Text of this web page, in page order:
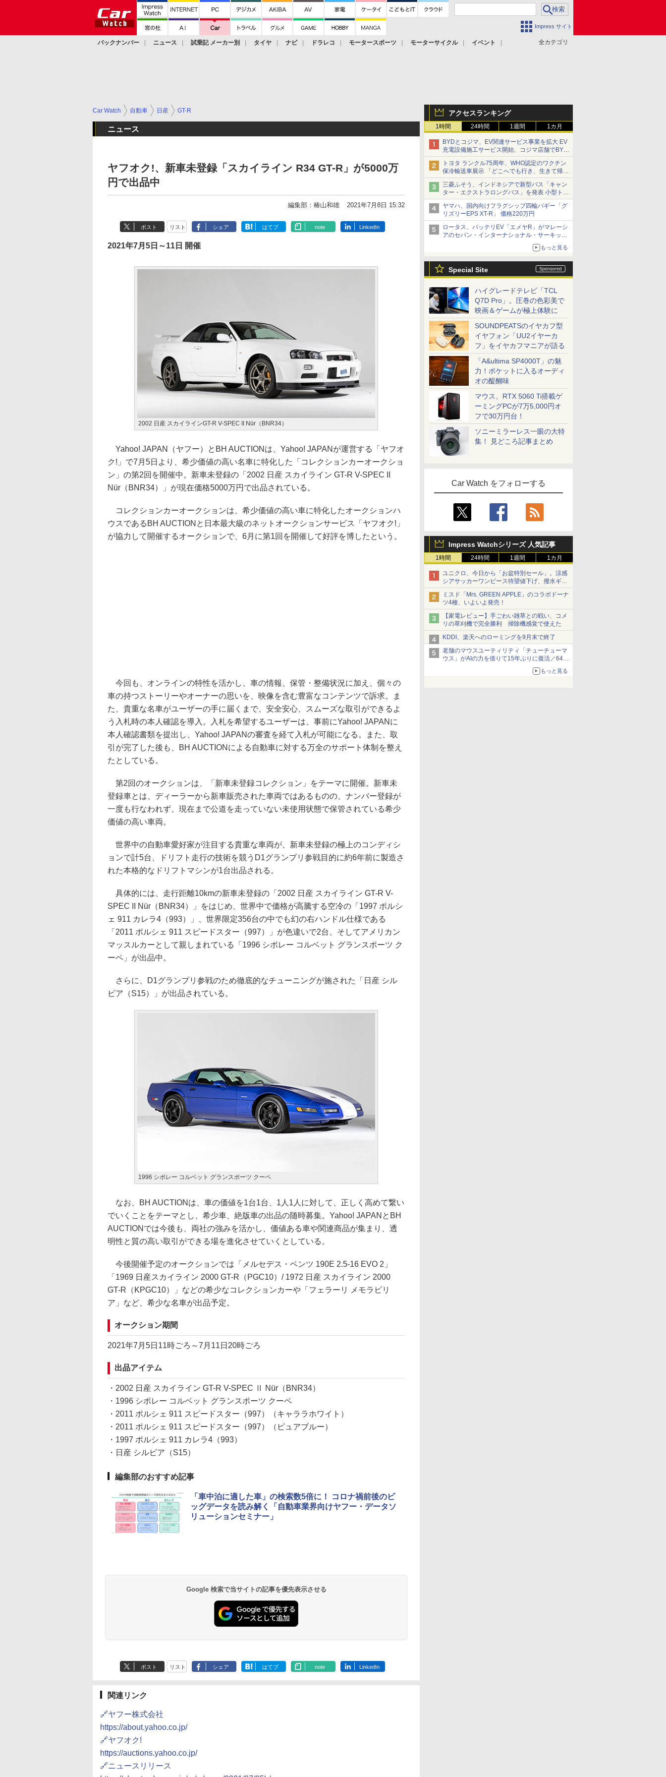
Impress サイト
全カテゴリ
バックナンバー ニュース 試乗記 メーカー別 タイヤ ナビ ドラレコ モータースポーツ モーターサイクル
イベント
アクセスランキング
1時間 24時間 1週間 1カ月
BYDとコジマ、EV関連サービス事業を拡大 EV
充電設備施工サービス開始、コジマ店舗でBYD
車の展示・試乗イベントを強化
トヨタ ランクル75周年、WHO認定のワクチン
保冷輸送車展示 「どこへでも行き、生きて帰っ
てこられる」ランドクルーザーで命をつなぐ
三菱ふそう、インドネシアで新型バス「キャン
ター・エクストラロングバス」を発表 小型トラ
ックベースの観光・旅客輸送向けバス
ヤマハ、国内向けフラグシップ四輪バギー「グ
リズリーEPS XT-R」 価格220万円
ロータス、バッテリEV「エメヤR」がマレーシ
アのセパン・インターナショナル・サーキット
もっと見る
Special Site
ハイグレードテレビ「TCL
Q7D Pro」。圧巻の色彩美で
映画＆ゲームが極上体験に
SOUNDPEATSのイヤカフ型
イヤフォン「UU2イヤーカ
フ」をイヤカフマニアが語る
「A&ultima SP4000T」の魅
力！ポケットに入るオーディ
オの醍醐味
マウス、RTX 5060 Ti搭載ゲ
ーミングPCが7万5,000円オ
フで30万円台！
ソニーミラーレス一眼の大特
集！ 見どころ記事まとめ
Car Watch をフォローする
Impress Watchシリーズ 人気記事
1時間 24時間 1週間 1カ月
ユニクロ、今日から「お盆特別セール」。涼感
シアサッカーワンピース待望値下げ、撥水ギア
ショーツは1990円に
ミスド「Mrs. GREEN APPLE」のコラボドーナ
ツ4種、いよいよ発売！
【家電レビュー】手ごわい雑草との戦い、コメ
リの草刈機で完全勝利 掃除機感覚で使えた
KDDI、楽天へのローミングを9月末で終了
老舗のマウスユーティリティ「チューチューマ
ウス」がAIの力を借りて15年ぶりに復活／64bit
化、Windows 10/11、「Chrome」も走り回
る。復活記念で2026年末まで500円
もっと見る
Car Watch 自動車 日産 GT-R
ニュース
ヤフオク!、新車未登録「スカイライン R34 GT-R」が5000万
円で出品中
編集部：椿山和雄 2021年7月8日 15:32
ポスト リスト シェア はてブ note LinkedIn
2021年7月5日～11日 開催
2002 日産 スカイラインGT-R V-SPEC II Nür（BNR34）
Yahoo! JAPAN（ヤフー）とBH AUCTIONは、Yahoo! JAPANが運営する「ヤフオ
ク!」で7月5日より、希少価値の高い名車に特化した「コレクションカーオークショ
ン」の第2回を開催中。新車未登録の「2002 日産 スカイライン GT-R V-SPEC II
Nür（BNR34）」が現在価格5000万円で出品されている。
コレクションカーオークションは、希少価値の高い車に特化したオークションハ
ウスであるBH AUCTIONと日本最大級のネットオークションサービス「ヤフオク!」
が協力して開催するオークションで、6月に第1回を開催して好評を博したという。
今回も、オンラインの特性を活かし、車の情報、保管・整備状況に加え、個々の
車の持つストーリーやオーナーの思いを、映像を含む豊富なコンテンツで訴求。ま
た、貴重な名車がユーザーの手に届くまで、安全安心、スムーズな取引ができるよ
う入札時の本人確認を導入。入札を希望するユーザーは、事前にYahoo! JAPANに
本人確認書類を提出し、Yahoo! JAPANの審査を経て入札が可能になる。また、取
引が完了した後も、BH AUCTIONによる自動車に対する万全のサポート体制を整え
たとしている。
第2回のオークションは、「新車未登録コレクション」をテーマに開催。新車未
登録車とは、ディーラーから新車販売された車両ではあるものの、ナンバー登録が
一度も行なわれず、現在まで公道を走っていない未使用状態で保管されている希少
価値の高い車両。
世界中の自動車愛好家が注目する貴重な車両が、新車未登録の極上のコンディシ
ョンで計5台、ドリフト走行の技術を競うD1グランプリ参戦目的に約6年前に製造さ
れた本格的なドリフトマシンが1台出品される。
具体的には、走行距離10kmの新車未登録の「2002 日産 スカイライン GT-R V-
SPEC II Nür（BNR34）」をはじめ、世界中で価格が高騰する空冷の「1997 ポルシ
ェ 911 カレラ4（993）」、世界限定356台の中でも幻の右ハンドル仕様である
「2011 ポルシェ 911 スピードスター（997）」が色違いで2台、そしてアメリカン
マッスルカーとして親しまれている「1996 シボレー コルベット グランスポーツ ク
ーペ」が出品中。
さらに、D1グランプリ参戦のため徹底的なチューニングが施された「日産 シル
ビア（S15）」が出品されている。
1996 シボレー コルベット グランスポーツ クーペ
なお、BH AUCTIONは、車の価値を1台1台、1人1人に対して、正しく高めて繋い
でいくことをテーマとし、希少車、絶版車の出品の随時募集。Yahoo! JAPANとBH
AUCTIONでは今後も、両社の強みを活かし、価値ある車や関連商品が集まり、透
明性と質の高い取引ができる場を進化させていくとしている。
今後開催予定のオークションでは「メルセデス・ベンツ 190E 2.5-16 EVO 2」
「1969 日産スカイライン 2000 GT-R（PGC10）/ 1972 日産 スカイライン 2000
GT-R（KPGC10）」などの希少なコレクションカーや「フェラーリ メモラビリ
ア」など、希少な名車が出品予定。
オークション期間
2021年7月5日11時ごろ～7月11日20時ごろ
出品アイテム
・2002 日産 スカイライン GT-R V-SPEC Ⅱ Nür（BNR34）
・1996 シボレー コルベット グランスポーツ クーペ
・2011 ポルシェ 911 スピードスター（997）（キャララホワイト）
・2011 ポルシェ 911 スピードスター（997）（ピュアブルー）
・1997 ポルシェ 911 カレラ4（993）
・日産 シルビア（S15）
編集部のおすすめ記事
「車中泊に適した車」の検索数5倍に！ コロナ禍前後のビ
ッグデータを読み解く「自動車業界向けヤフー・データソ
リューションセミナー」
Google 検索で当サイトの記事を優先表示させる
ポスト リスト シェア はてブ note LinkedIn
関連リンク
🔗ヤフー株式会社
https://about.yahoo.co.jp/
🔗ヤフオク!
https://auctions.yahoo.co.jp/
🔗ニュースリリース